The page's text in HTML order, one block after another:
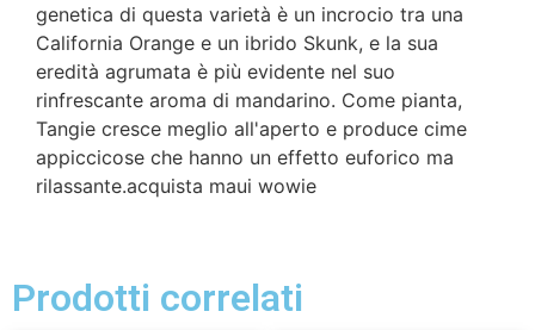
genetica di questa varietà è un incrocio tra una
California Orange e un ibrido Skunk, e la sua
eredità agrumata è più evidente nel suo
rinfrescante aroma di mandarino. Come pianta,
Tangie cresce meglio all'aperto e produce cime
appiccicose che hanno un effetto euforico ma
rilassante.acquista maui wowie
Prodotti correlati